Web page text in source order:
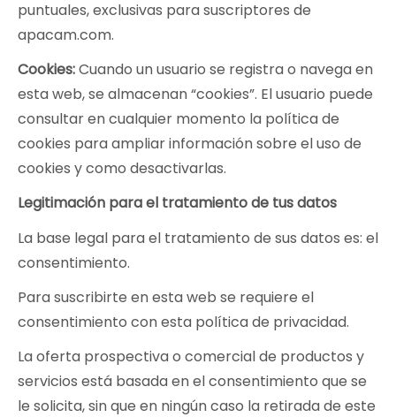
puntuales, exclusivas para suscriptores de
apacam.com.
Cookies:Cuando un usuario se registra o navega en
esta web, se almacenan “cookies”. El usuario puede
consultar en cualquier momento la política de
cookies para ampliar información sobre el uso de
cookies y como desactivarlas.
Legitimación para el tratamiento de tus datos
La base legal para el tratamiento de sus datos es: el
consentimiento.
Para suscribirte en esta web se requiere el
consentimiento con esta política de privacidad.
La oferta prospectiva o comercial de productos y
servicios está basada en el consentimiento que se
le solicita, sin que en ningún caso la retirada de este